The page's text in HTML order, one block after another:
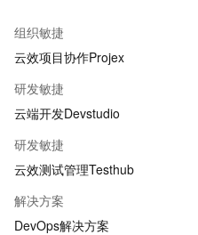
组织敏捷
云效项目协作Projex
研发敏捷
云端开发Devstudio
研发敏捷
云效测试管理Testhub
解决方案
DevOps解决方案